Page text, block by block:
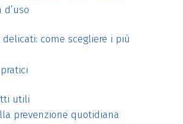
come scegliere i più
utili
prevenzione quotidiana